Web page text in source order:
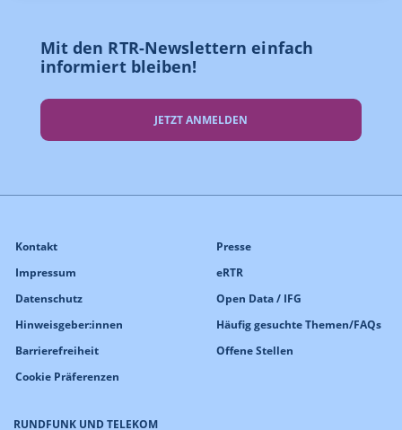
Mit den RTR-Newslettern einfach
informiert bleiben!
JETZT ANMELDEN
RUNDFUNK UND TELEKOM
Kontakt
Impressum
Datenschutz
Hinweisgeber:innen
Barrierefreiheit
Cookie Präferenzen
Presse
eRTR
Open Data / IFG
Häufig gesuchte Themen/FAQs
Offene Stellen